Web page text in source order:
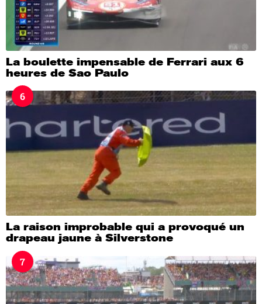
La boulette impensable de Ferrari aux 6
heures de Sao Paulo
6
La raison improbable qui a provoqué un
drapeau jaune à Silverstone
7